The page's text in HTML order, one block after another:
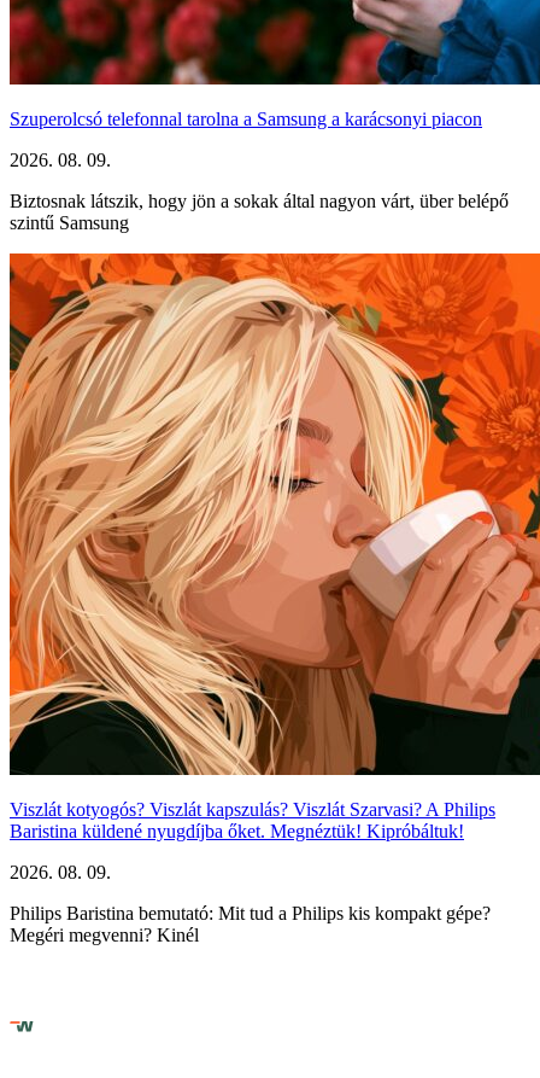
Szuperolcsó telefonnal tarolna a Samsung a karácsonyi piacon
2026. 08. 09.
Biztosnak látszik, hogy jön a sokak által nagyon várt, über belépő
szintű Samsung
Viszlát kotyogós? Viszlát kapszulás? Viszlát Szarvasi? A Philips
Baristina küldené nyugdíjba őket. Megnéztük! Kipróbáltuk!
2026. 08. 09.
Philips Baristina bemutató: Mit tud a Philips kis kompakt gépe?
Megéri megvenni? Kinél